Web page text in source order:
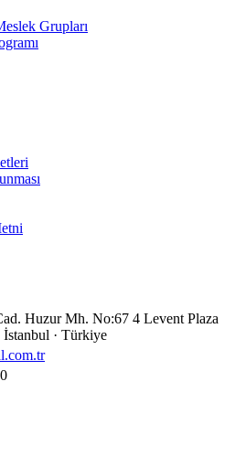
Grupları
Huzur Mh. No:67 4 Levent Plaza
İstanbul · Türkiye